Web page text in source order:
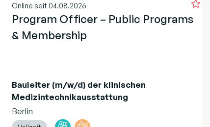
Online seit 04.08.2026
Program Officer – Public Programs
& Membership
Bauleiter (m/w/d) der klinischen
Medizintechnikausstattung
Berlin